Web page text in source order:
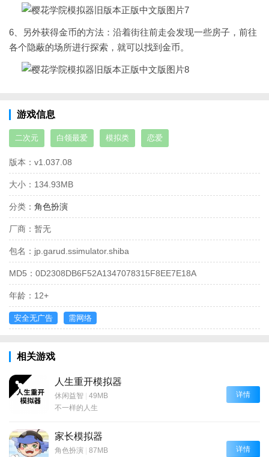
6、另外获得金币的方法：沿着街往前走会发现一些房子，前往
各个隐蔽的场所进行探索，就可以找到金币。
游戏信息
二次元 白领最爱 模拟类 恋爱
版本： v1.037.08
大小： 134.93MB
分类： 角色扮演
厂商： 暂无
包名： jp.garud.ssimulator.shiba
MD5： 0D2308DB6F52A1347078315F8EE7E18A
年龄： 12+
安全无广告 需网络
相关游戏
人生重开模拟器
休闲益智 | 49MB
不一样的人生
详情
家长模拟器
角色扮演 | 87MB
详情